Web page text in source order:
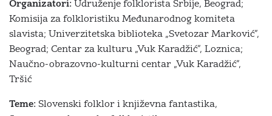
Organizatori: Udruženje folklorista Srbije, Beograd;
Komisija za folkloristiku Međunarodnog komiteta
slavista; Univerzitetska biblioteka „Svetozar Marković”,
Beograd; Centar za kulturu „Vuk Karadžić”, Loznica;
Naučno-obrazovno-kulturni centar „Vuk Karadžić”,
Tršić
Teme: Slovenski folklor i književna fantastika,